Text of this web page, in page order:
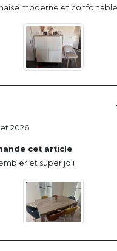
moderne et confortable
cet article
et super joli
2026